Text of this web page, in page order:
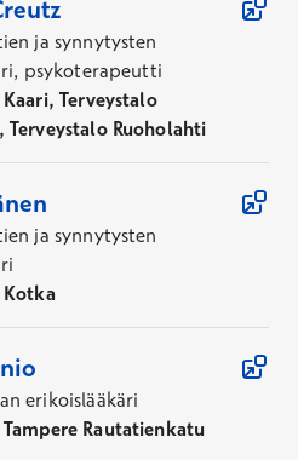
ultraääni,
ja synnytysten
psykoterapeutti
Terveystalo
Terveystalo Ruoholahti
ja synnytysten
Kotka
erikoislääkäri
Rautatienkatu